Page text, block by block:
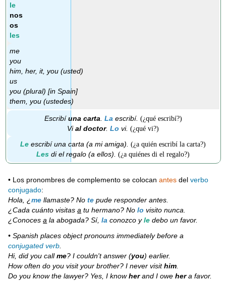
le
nos
os
les
me
you
him, her, it, you (usted)
us
you (plural) [in Spain]
them, you (ustedes)
Escribíuna carta La escribí. (¿qué escribí?)
Vial doctor. Lo vi. (¿qué vi?)
Le escribí una carta (a mi amiga). (¿a quién escribí la carta?)
Les di el regalo (a ellos). (¿a quiénes di el regalo?)
• Los pronombres de complemento se colocanantes delverbo
conjugado:
Hola, ¿me llamaste? Note pude responder antes.
¿Cada cuánto visitasa tu hermano? Nolo visito nunca.
¿Conocesa la abogada? Sí,la conozco yle debo un favor.
• Spanish places object pronouns immediately before a
conjugated verb.
Hi, did you callme? I couldn't answer (you) earlier.
How often do you visit your brother? I never visithim.
Do you know the lawyer? Yes, I knowherand I owehera favor.